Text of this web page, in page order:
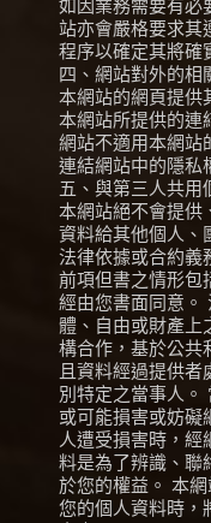
如因業務需要有必
站亦會嚴格要求其
程序以確定其將確
四、網站對外的相
本網站的網頁提供
本網站所提供的連
網站不適用本網站
連結網站中的隱私
五、與第三人共用
本網站絕不會提供
資料給其他個人、
法律依據或合約義
前項但書之情形包
經由您書面同意。
體、自由或財產上
構合作，基於公共
且資料經過提供
別特定之當事人。
或可能損害或妨礙
人遭受損害時，經
料是為了辨識、聯
於您的權益。 本
您的個人資料時，